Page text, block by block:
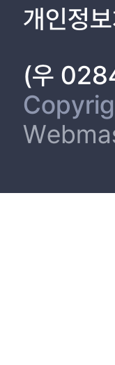
제 4 장 모형의 검증
4.3 다양한 거부 조건
제 5 장 모형을 활용
5.1 저수지군 최적 연
5.2 금강 수계 댐 운영
개인정
(우